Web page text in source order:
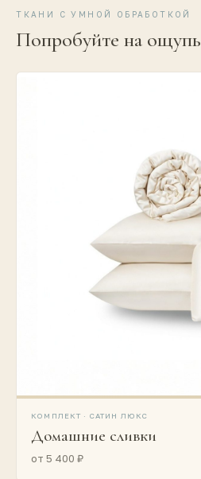
ТКАНИ С УМНОЙ ОБРАБОТКОЙ
Попробуйте на ощупь
КОМПЛЕКТ · САТИН ЛЮКС
Домашние сливки
от 5 400 ₽